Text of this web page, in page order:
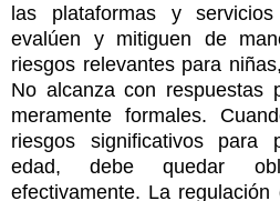
las plataformas y servicios
evalúen y mitiguen de
riesgos relevantes para
No alcanza con respuestas
meramente formales.
riesgos significativos para
edad, debe quedar
efectivamente. La